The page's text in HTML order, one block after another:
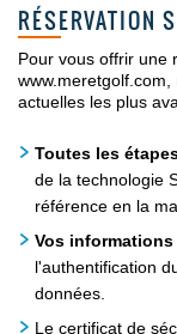
RÉSERVATION
Pour vous offrir une
actuelles les plus
Toutes les
de la technologie
référence en la
Vos
l'authentification
données.
Le certificat de